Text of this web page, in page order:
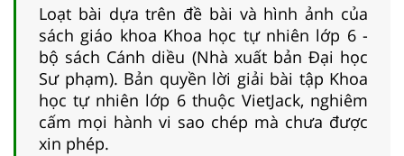
Loạt bài dựa trên đề bài và hình ảnh của
sách giáo khoa Khoa học tự nhiên lớp 6 -
bộ sách Cánh diều (Nhà xuất bản Đại học
Sư phạm). Bản quyền lời giải bài tập Khoa
học tự nhiên lớp 6 thuộc VietJack, nghiêm
cấm mọi hành vi sao chép mà chưa được
xin phép.